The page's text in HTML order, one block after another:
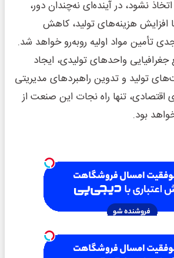
نشود، در آینده‌ای نه‌چندان دور،
افزایش هزینه‌های تولید، کاهش
تأمین مواد اولیه روبه‌رو خواهد شد.
واحدهای تولیدی، ایجاد
تولید و تدوین راهبردهای مدیریتی
اقتصادی، تنها راه نجات این صنعت از
بود.